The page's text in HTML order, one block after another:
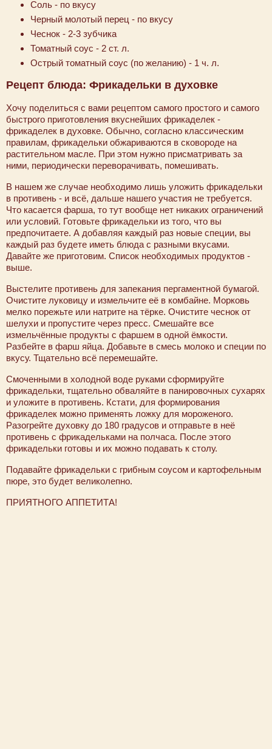
Соль - по вкусу
Черный молотый перец - по вкусу
Чеснок - 2-3 зубчика
Томатный соус - 2 ст. л.
Острый томатный соус (по желанию) - 1 ч. л.
Рецепт блюда: Фрикадельки в духовке
Хочу поделиться с вами рецептом самого простого и самого
быстрого приготовления вкуснейших фрикаделек -
фрикаделек в духовке. Обычно, согласно классическим
правилам, фрикадельки обжариваются в сковороде на
растительном масле. При этом нужно присматривать за
ними, периодически переворачивать, помешивать.
В нашем же случае необходимо лишь уложить фрикадельки
в противень - и всё, дальше нашего участия не требуется.
Что касается фарша, то тут вообще нет никаких ограничений
или условий. Готовьте фрикадельки из того, что вы
предпочитаете. А добавляя каждый раз новые специи, вы
каждый раз будете иметь блюда с разными вкусами.
Давайте же приготовим. Список необходимых продуктов -
выше.
Выстелите противень для запекания пергаментной бумагой.
Очистите луковицу и измельчите её в комбайне. Морковь
мелко порежьте или натрите на тёрке. Очистите чеснок от
шелухи и пропустите через пресс. Смешайте все
измельчённые продукты с фаршем в одной ёмкости.
Разбейте в фарш яйца. Добавьте в смесь молоко и специи по
вкусу. Тщательно всё перемешайте.
Смоченными в холодной воде руками сформируйте
фрикадельки, тщательно обваляйте в панировочных сухарях
и уложите в противень. Кстати, для формирования
фрикаделек можно применять ложку для мороженого.
Разогрейте духовку до 180 градусов и отправьте в неё
противень с фрикадельками на полчаса. После этого
фрикадельки готовы и их можно подавать к столу.
Подавайте фрикадельки с грибным соусом и картофельным
пюре, это будет великолепно.
ПРИЯТНОГО АППЕТИТА!